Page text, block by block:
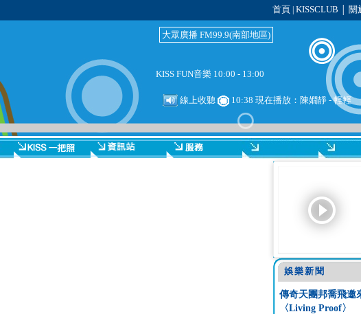
首頁 KISSCLUB 關
大眾廣播 FM99.9(南部地區)
KISS FUN音樂 10:00 - 13:00
線上收聽 10:38 現在播放：陳嫺靜 - 輕輕
娛樂新聞
傳奇天團邦喬飛邀
〈Living Proof〉